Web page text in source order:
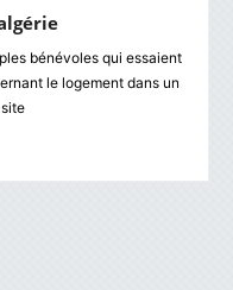
bénévoles qui essaient
le logement dans un